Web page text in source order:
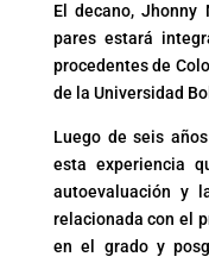
El decano, Jhonny
pares estará
procedentes de
de la Universidad
Luego de seis
esta experiencia
autoevaluación y
relacionada con el
en el grado y